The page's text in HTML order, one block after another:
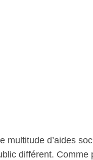
multitude d’aides
différent.